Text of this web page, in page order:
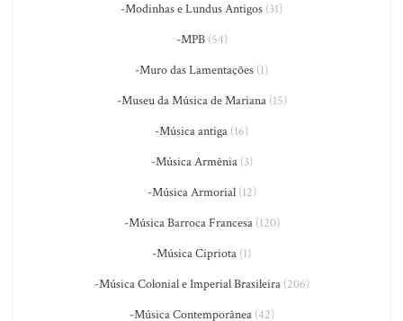
-Modinhas e Lundus Antigos (31)
-MPB(54)
-Muro das Lamentações (1)
-Museu da Música de Mariana(15)
-Música antiga (16)
-Música Armênia(3)
-Música Armorial(12)
-Música Barroca Francesa(120)
-Música Cipriota (1)
-Música Colonial e Imperial Brasileira(206)
-Música Contemporânea(42)